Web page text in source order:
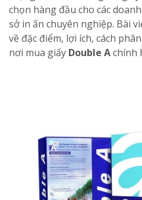
chọn hàng đầu cho các
sở in ấn chuyên nghiệp. Bài
về đặc điểm, lợi ích, cách
nơi mua giấy Double Achính